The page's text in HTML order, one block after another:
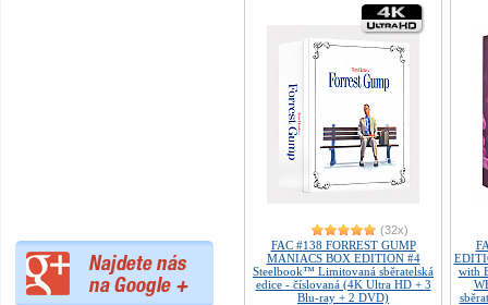
(32x)
FAC #138 FORREST GUMP
MANIACS BOX EDITION #4
Steelbook™ Limitovaná sběratelská
edice - číslovaná (4K Ultra HD + 3
Blu-ray + 2 DVD)
with